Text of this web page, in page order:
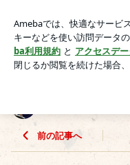
アプリをダウンロードして
ょう。
前の記事へ